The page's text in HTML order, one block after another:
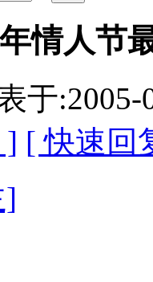
情人节
于:2005-
] [ 快速回
]